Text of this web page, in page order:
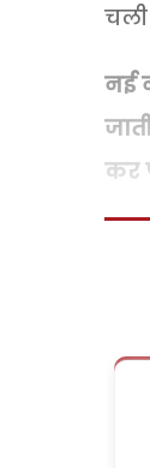
चली
नई
कर